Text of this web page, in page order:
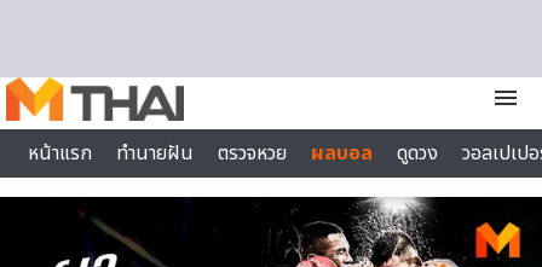
menu
หน้าแรก
ทำนายฝัน ตรวจหวย ผลบอล ดูดวง
วอลเปเป
ไลฟ์สไตล์